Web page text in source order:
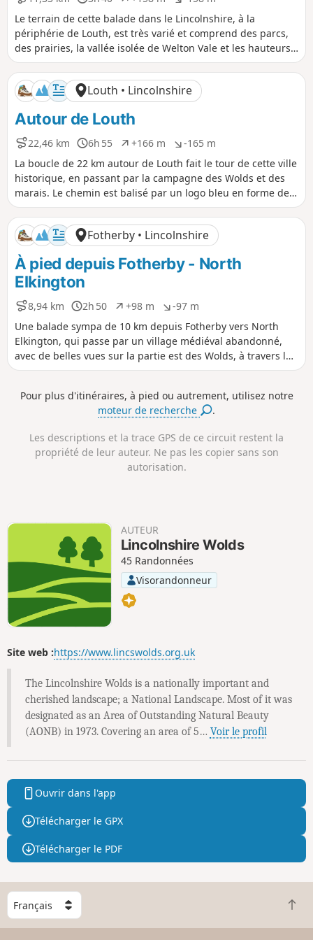
D
i
s
t
a
n
c
e
D
u
r
é
e
D
é
n
i
v
e
l
é
p
o
i
f
D
é
n
i
v
e
l
é
n
a
i
f
Le terrain de cette balade dans le Lincolnshire, à la
périphérie de Louth, est très varié et comprend des parcs,
des prairies, la vallée isolée de Welton Vale et les hauteurs
balayées par le vent de Jack's Furze, accessibles par un
sentier libre qui offre les meilleures vues de toute la
balade.
Louth • Lincolnshire
Autour de Louth
22,46 km
D
i
s
t
a
n
c
e
6h 55
D
u
r
é
e
+166 m
D
é
n
i
v
e
l
é
p
o
i
f
-165 m
D
é
n
i
v
e
l
é
n
é
g
f
La boucle de 22 km autour de Louth fait le tour de cette ville
historique, en passant par la campagne des Wolds et des
marais. Le chemin est balisé par un logo bleu en forme de
flèche. Même si la boucle complète fait 22 km, il y a des
circuits plus courts qui utilisent différents chemins publics
pour revenir en ville si tu ne veux pas tout faire en une
seule journée.
Fotherby • Lincolnshire
À pied depuis Fotherby - North
Elkington
8,94 km
D
i
s
t
a
n
2h 50
D
u
r
é
e
+98 m
D
é
n
i
v
e
é
p
s
i
-97 m
D
é
n
i
v
e
é
n
g
a
t
i
Une balade sympa de 10 km depuis Fotherby vers North
Elkington, qui passe par un village médiéval abandonné,
avec de belles vues sur la partie est des Wolds, à travers les
marais vers la côte et jusqu'à la Humber.
Pour plus d'itinéraires, à pied ou autrement, utilisez notre
moteur de recherche
.
Les descriptions et la trace GPS de ce circuit restent la
propriété de leur auteur. Ne pas les copier sans son
autorisation.
AUTEUR
Lincolnshire Wolds
45 Randonnées
Visorandonneur
Site web :https://www.lincswolds.org.uk
The Lincolnshire Wolds is a nationally important and
cherished landscape; a National Landscape. Most of it was
designated as an Area of Outstanding Natural Beauty
(AONB) in 1973. Covering an area of 5… Voir le profil
Ouvrir dans l'app
Télécharger le GPX
Télécharger le PDF
C
h
o
R
e